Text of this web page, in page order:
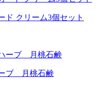
ド クリーム3個セット
ブ 月桃石鹸